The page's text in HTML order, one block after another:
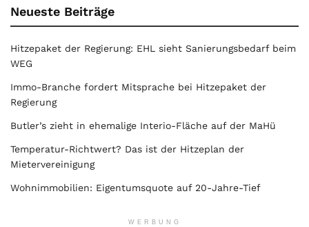
Neueste Beiträge
Hitzepaket der Regierung: EHL sieht Sanierungsbedarf beim
WEG
Immo-Branche fordert Mitsprache bei Hitzepaket der
Regierung
Butler’s zieht in ehemalige Interio-Fläche auf der MaHü
Temperatur-Richtwert? Das ist der Hitzeplan der
Mietervereinigung
Wohnimmobilien: Eigentumsquote auf 20-Jahre-Tief
WERBUNG